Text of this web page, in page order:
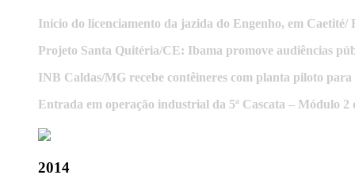
Início do licenciamento da jazida do Engenho, em Caetité/
Projeto Santa Quitéria/CE: Ibama promove audiências
INB Caldas/MG recebe contêineres com planta piloto
Entrada em operação industrial da 5ª Cascata – Módulo
2014